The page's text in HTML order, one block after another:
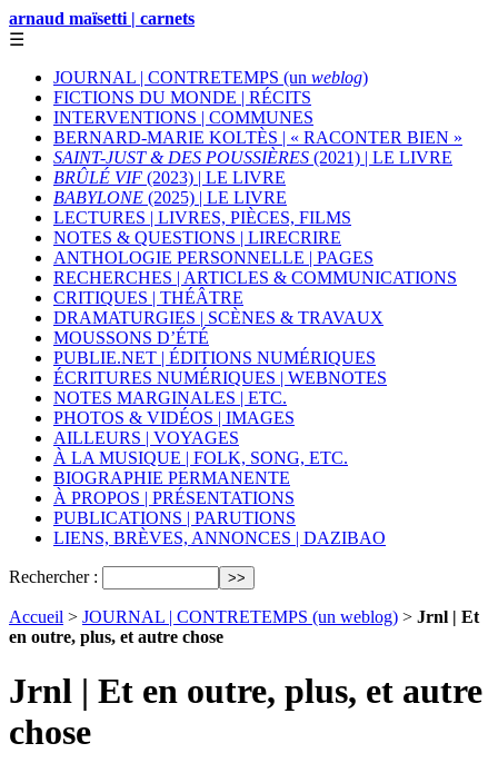
arnaud maïsetti | carnets
☰
JOURNAL | CONTRETEMPS (un weblog)
FICTIONS DU MONDE | RÉCITS
INTERVENTIONS | COMMUNES
BERNARD-MARIE KOLTÈS | « RACONTER BIEN »
SAINT-JUST & DES POUSSIÈRES (2021) | LE LIVRE
BRÛLÉ VIF (2023) | LE LIVRE
BABYLONE (2025) | LE LIVRE
LECTURES | LIVRES, PIÈCES, FILMS
NOTES & QUESTIONS | LIRECRIRE
ANTHOLOGIE PERSONNELLE | PAGES
RECHERCHES | ARTICLES & COMMUNICATIONS
CRITIQUES | THÉÂTRE
DRAMATURGIES | SCÈNES & TRAVAUX
MOUSSONS D’ÉTÉ
PUBLIE.NET | ÉDITIONS NUMÉRIQUES
ÉCRITURES NUMÉRIQUES | WEBNOTES
NOTES MARGINALES | ETC.
PHOTOS & VIDÉOS | IMAGES
AILLEURS | VOYAGES
À LA MUSIQUE | FOLK, SONG, ETC.
BIOGRAPHIE PERMANENTE
À PROPOS | PRÉSENTATIONS
PUBLICATIONS | PARUTIONS
LIENS, BRÈVES, ANNONCES | DAZIBAO
Rechercher :
Accueil > JOURNAL | CONTRETEMPS (un weblog) > Jrnl | Et
en outre, plus, et autre chose
Jrnl | Et en outre, plus, et autre
chose